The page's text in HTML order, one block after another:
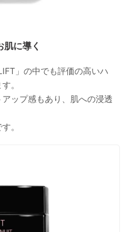
に導く
」の中でも評価の高いハ
。
ップ感もあり、肌への浸透
。